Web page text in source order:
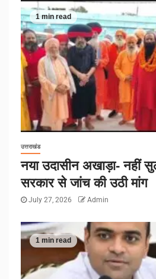
1 min read
उत्तराखंड
नया उदासीन अखाड़ा- नहीं
सरकार से जांच की उठी मांग
July 27, 2026 Admin
1 min read